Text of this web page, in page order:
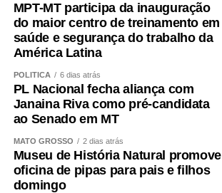
MPT-MT participa da inauguração
do maior centro de treinamento em
saúde e segurança do trabalho da
América Latina
POLÍTICA 6 dias atrás
PL Nacional fecha aliança com
Janaina Riva como pré-candidata
ao Senado em MT
MATO GROSSO 2 dias atrás
Museu de História Natural promove
oficina de pipas para pais e filhos
domingo